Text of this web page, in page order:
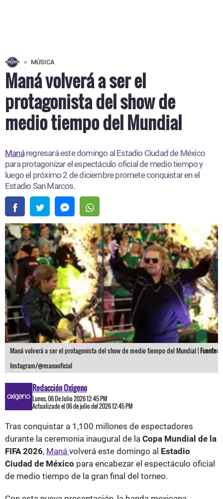
MÚSICA
Maná volverá a ser el
protagonista del show de
medio tiempo del Mundial
Manáregresará este domingo al Estadio Ciudad de México
para protagonizar el espectáculo oficial de medio tiempo y
luego el próximo 2 de diciembre promete conquistar en el
Estadio San Marcos.
Maná volverá a ser el protagonista del show de medio tiempo del Mundial |Fuente:
Instagram/@manaoficial
Redacción Oxigeno
Lunes, 06 De Julio 2026 12:45 PM
Actualizado el 06 de julio del 2026 12:45 PM
Tras conquistar a 1,100 millones de espectadores
durante la ceremonia inaugural de la Copa Mundial de la
FIFA 2026, Maná volverá este domingo al Estadio
Ciudad de México para encabezar el espectáculo oficial
de medio tiempo de la gran final del torneo.